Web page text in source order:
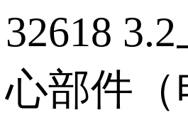
32618
心部件（